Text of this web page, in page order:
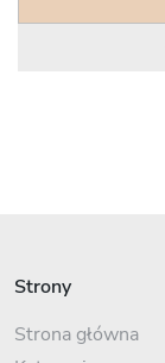
Strony
Strona główna